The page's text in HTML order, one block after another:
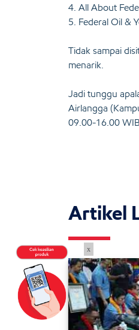
4. All About
5. Federal Oil &
Tidak sampai
menarik.
Jadi tunggu
Airlangga
09.00-16.00
Artikel
x